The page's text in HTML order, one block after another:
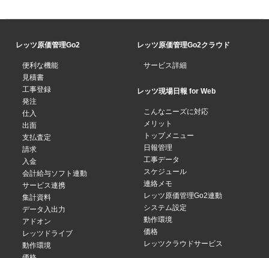
レッツ原価管理Go2
便利な機能
見積書
工事登録
発注
仕入
出面
支払査定
請求
入金
会計給与ソフト連動
サービス連携
集計資料
データ入出力
アドオン
レッツドライブ
動作環境
レッツ原価管理Go2クラウド
サービス詳細
レッツ現場日報 for Web
こんなニーズに対応
メリット
トップメニュー
日報管理
工事データ
スケジュール
連絡メモ
レッツ原価管理Go2連動
システム設定
動作環境
価格
レッツクラウドサービス